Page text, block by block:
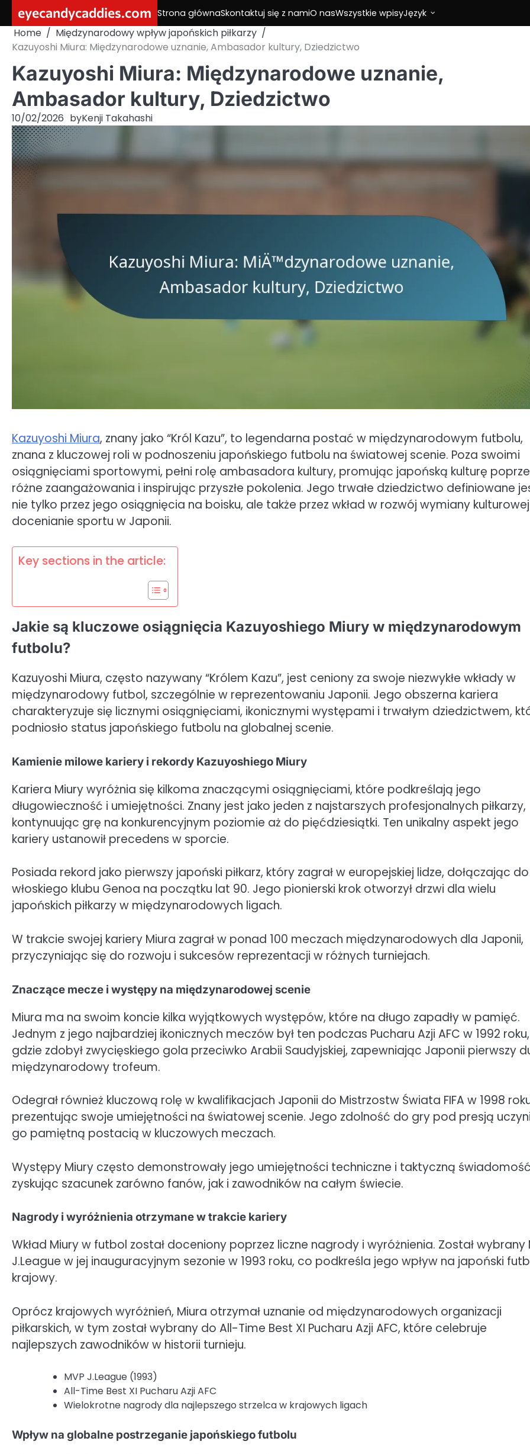
content
eyecandycaddies.com Strona głównaSkontaktuj się z namiO nasWszystkie wpisyJęzyk
Home
Międzynarodowy wpływ japońskich piłkarzy
Kazuyoshi Miura: Międzynarodowe uznanie, Ambasador kultury, Dziedzictwo
Kazuyoshi Miura: Międzynarodowe uznanie,
Ambasador kultury, Dziedzictwo
10/02/2026 byKenji Takahashi
Kazuyoshi Miura, znany jako “Król Kazu”, to legendarna postać w międzynarodowym futbolu,
znana z kluczowej roli w podnoszeniu japońskiego futbolu na światowej scenie. Poza swoimi
osiągnięciami sportowymi, pełni rolę ambasadora kultury, promując japońską kulturę
różne zaangażowania i inspirując przyszłe pokolenia. Jego trwałe dziedzictwo definiowane
nie tylko przez jego osiągnięcia na boisku, ale także przez wkład w rozwój wymiany
docenianie sportu w Japonii.
Key sections in the article:
Jakie są kluczowe osiągnięcia Kazuyoshiego Miury w międzynarodowym
futbolu?
Kazuyoshi Miura, często nazywany “Królem Kazu”, jest ceniony za swoje niezwykłe wkłady w
międzynarodowy futbol, szczególnie w reprezentowaniu Japonii. Jego obszerna kariera
charakteryzuje się licznymi osiągnięciami, ikonicznymi występami i trwałym dziedzictwem,
podniosło status japońskiego futbolu na globalnej scenie.
Kamienie milowe kariery i rekordy Kazuyoshiego Miury
Kariera Miury wyróżnia się kilkoma znaczącymi osiągnięciami, które podkreślają jego
długowieczność i umiejętności. Znany jest jako jeden z najstarszych profesjonalnych piłkarzy,
kontynuując grę na konkurencyjnym poziomie aż do pięćdziesiątki. Ten unikalny aspekt jego
kariery ustanowił precedens w sporcie.
Posiada rekord jako pierwszy japoński piłkarz, który zagrał w europejskiej lidze, dołączając do
włoskiego klubu Genoa na początku lat 90. Jego pionierski krok otworzył drzwi dla wielu
japońskich piłkarzy w międzynarodowych ligach.
W trakcie swojej kariery Miura zagrał w ponad 100 meczach międzynarodowych dla Japonii,
przyczyniając się do rozwoju i sukcesów reprezentacji w różnych turniejach.
Znaczące mecze i występy na międzynarodowej scenie
Miura ma na swoim koncie kilka wyjątkowych występów, które na długo zapadły w pamięć.
Jednym z jego najbardziej ikonicznych meczów był ten podczas Pucharu Azji AFC w 1992 roku,
gdzie zdobył zwycięskiego gola przeciwko Arabii Saudyjskiej, zapewniając Japonii pierwszy
międzynarodowy trofeum.
Odegrał również kluczową rolę w kwalifikacjach Japonii do Mistrzostw Świata FIFA w 1998
prezentując swoje umiejętności na światowej scenie. Jego zdolność do gry pod presją
go pamiętną postacią w kluczowych meczach.
Występy Miury często demonstrowały jego umiejętności techniczne i taktyczną
zyskując szacunek zarówno fanów, jak i zawodników na całym świecie.
Nagrody i wyróżnienia otrzymane w trakcie kariery
Wkład Miury w futbol został doceniony poprzez liczne nagrody i wyróżnienia. Został wybrany
J.League w jej inauguracyjnym sezonie w 1993 roku, co podkreśla jego wpływ na japoński
krajowy.
Oprócz krajowych wyróżnień, Miura otrzymał uznanie od międzynarodowych organizacji
piłkarskich, w tym został wybrany do All-Time Best XI Pucharu Azji AFC, które celebruje
najlepszych zawodników w historii turnieju.
MVP J.League (1993)
All-Time Best XI Pucharu Azji AFC
Wielokrotne nagrody dla najlepszego strzelca w krajowych ligach
Wpływ na globalne postrzeganie japońskiego futbolu